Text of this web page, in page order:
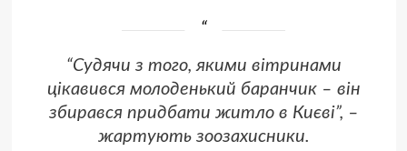
“Судячи з того, якими вітринами
цікавився молоденький баранчик – він
збирався придбати житло в Києві”, –
жартують зоозахисники.